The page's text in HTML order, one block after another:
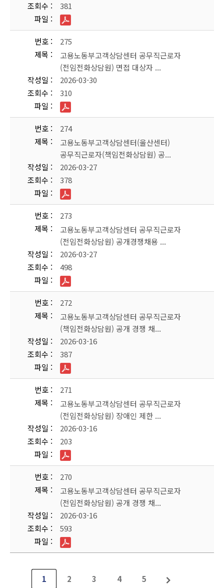
조회수
381
파일
번호
275
제목
고용노동부고객상담센터 공무직근로자
(전임전화상담원) 면접 대상자 ...
작성일
2026-03-30
조회수
310
파일
번호
274
제목
고용노동부고객상담센터(울산센터)
공무직근로자(책임전화상담원) 공...
작성일
2026-03-27
조회수
378
파일
번호
273
제목
고용노동부고객상담센터 공무직근로자
(전임전화상담원) 공개경쟁채용 ...
작성일
2026-03-27
조회수
498
파일
번호
272
제목
고용노동부고객상담센터 공무직근로자
(책임전화상담원) 공개 경쟁 채...
작성일
2026-03-16
조회수
387
파일
번호
271
제목
고용노동부고객상담센터 공무직근로자
(전임전화상담원) 장애인 제한 ...
작성일
2026-03-16
조회수
203
파일
번호
270
제목
고용노동부고객상담센터 공무직근로자
(전임전화상담원) 공개 경쟁 채...
작성일
2026-03-16
조회수
593
파일
1 2 3 4 5